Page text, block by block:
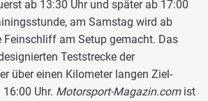
ab 13:30 Uhr und später ab 17:00
am Samstag wird ab
Feinschliff am Setup gemacht. Das
Teststrecke der
über einen Kilometer langen Ziel-
Uhr. Motorsport-Magazin.com ist